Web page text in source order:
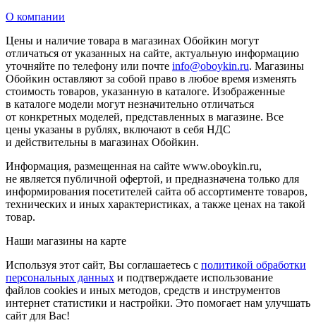
О компании
Цены и наличие товара в магазинах Обойкин могут
отличаться от указанных на сайте, актуальную информацию
уточняйте по телефону или почте info@oboykin.ru. Магазины
Обойкин оставляют за собой право в любое время изменять
стоимость товаров, указанную в каталоге. Изображенные
в каталоге модели могут незначительно отличаться
от конкретных моделей, представленных в магазине. Все
цены указаны в рублях, включают в себя НДС
и действительны в магазинах Обойкин.
Информация, размещенная на сайте www.oboykin.ru,
не является публичной офертой, и предназначена только для
информирования посетителей сайта об ассортименте товаров,
технических и иных характеристиках, а также ценах на такой
товар.
Наши магазины на карте
Используя этот сайт, Вы соглашаетесь с политикой обработки
персональных данных и подтверждаете использование
файлов cookies и иных методов, средств и инструментов
интернет статистики и настройки. Это помогает нам улучшать
сайт для Вас!